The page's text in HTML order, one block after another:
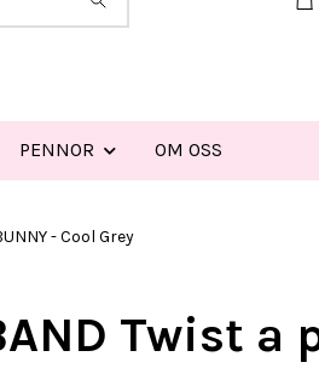
PENNOR OM OSS
- Cool Grey
Twist a